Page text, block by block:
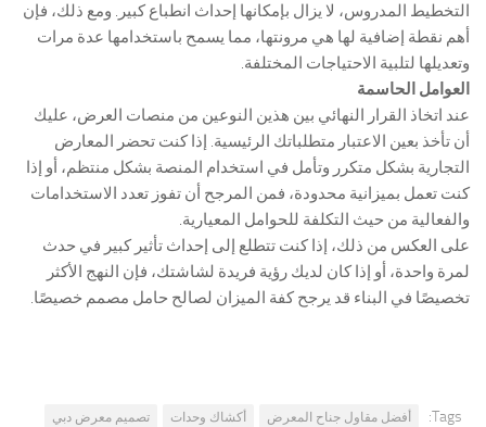
التخطيط المدروس، لا يزال بإمكانها إحداث انطباع كبير. ومع ذلك، فإن
أهم نقطة إضافية لها هي مرونتها، مما يسمح باستخدامها عدة مرات
وتعديلها لتلبية الاحتياجات المختلفة.
العوامل الحاسمة
عند اتخاذ القرار النهائي بين هذين النوعين من منصات العرض، عليك
أن تأخذ بعين الاعتبار متطلباتك الرئيسية. إذا كنت تحضر المعارض
التجارية بشكل متكرر وتأمل في استخدام المنصة بشكل منتظم، أو إذا
كنت تعمل بميزانية محدودة، فمن المرجح أن تفوز تعدد الاستخدامات
والفعالية من حيث التكلفة للحوامل المعيارية.
على العكس من ذلك، إذا كنت تتطلع إلى إحداث تأثير كبير في حدث
لمرة واحدة، أو إذا كان لديك رؤية فريدة لشاشتك، فإن النهج الأكثر
تخصيصًا في البناء قد يرجح كفة الميزان لصالح حامل مصمم خصيصًا.
Tags: أفضل مقاول جناح المعرض أكشاك وحدات تصميم معرض دبي